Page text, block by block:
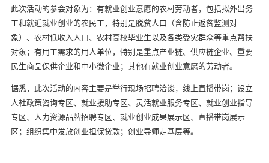
此次活动的参会对象为：有就业创业意愿的农村劳动者，包括拟外出务
工和就近就业创业的农民工，特别是脱贫人口（含防止返贫监测对
象）、农村低收入人口、农村高校毕业生以及各类受灾群众等重点帮扶
对象；有用工需求的用人单位，特别是重点产业链、供应链企业、重要
民生商品保供企业和中小微企业；其他有就业创业意愿的劳动者。
据悉，此次活动的内容主要是举行现场招聘洽谈，线上直播带岗；设立
人社政策咨询专区、就业援助专区、灵活就业服务专区、就业创业指导
专区、人力资源品牌招聘专区、就业创业成果展示区、直播带岗展示
区；组织集中发放创业担保贷款；创业导师走基层等。